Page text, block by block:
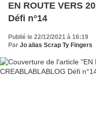
EN ROUTE VERS
Défi n°14
Publié le 22/12/2021 à 16:19
Par Jo alias Scrap Ty Fingers